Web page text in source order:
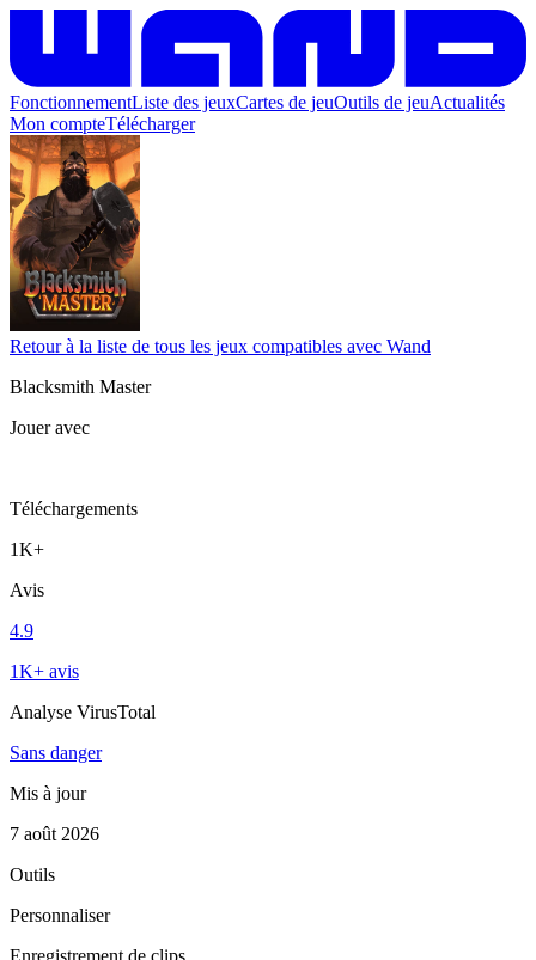
FonctionnementListe des jeuxCartes de jeuOutils de jeuActualités
Mon compteTélécharger
Retour à la liste de tous les jeux compatibles avec Wand
Blacksmith Master
Jouer avec
Téléchargements
1K+
Avis
4.9
1K+ avis
Analyse VirusTotal
Sans danger
Mis à jour
7 août 2026
Outils
Personnaliser
Enregistrement de clips